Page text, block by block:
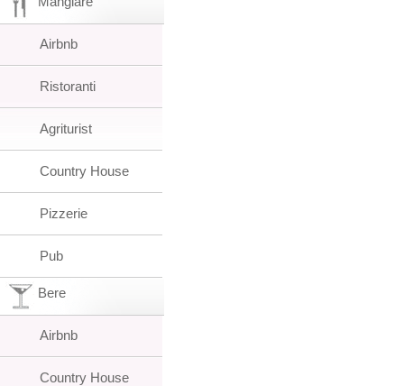
Airbnb
Ristoranti
Agriturist
Country House
Pizzerie
Pub
Bere
Airbnb
Country House